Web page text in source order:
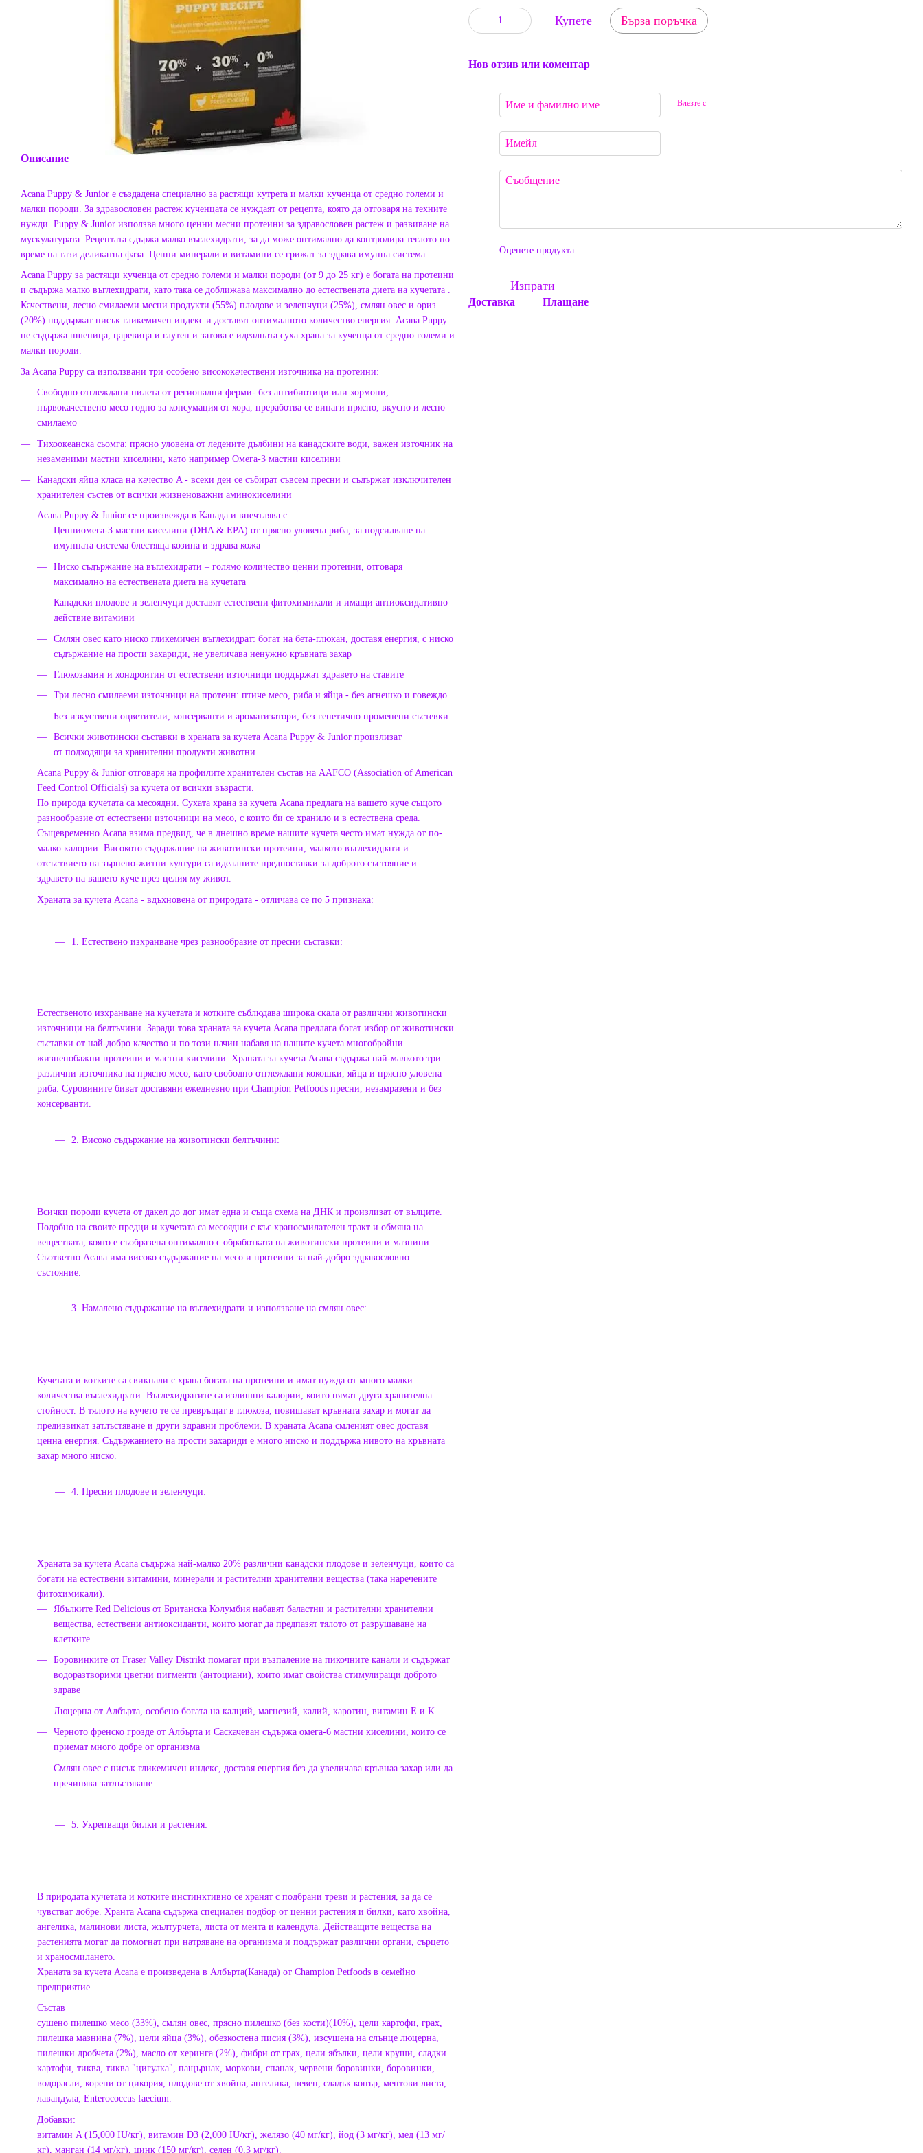
Описание
Acana Puppy & Junior е създадена специално за растящи кутрета и малки кученца от средно големи и
малки породи. За здравословен растеж кученцата се нуждаят от рецепта, която да отговаря на техните
нужди. Puppy & Junior използва много ценни месни протеини за здравословен растеж и развиване на
мускулатурата. Рецептата сдържа малко въглехидрати, за да може оптимално да контролира теглото по
време на тази деликатна фаза. Ценни минерали и витамини се грижат за здрава имунна система.
Acana Puppy за растящи кученца от средно големи и малки породи (от 9 до 25 кг) е богата на протеини
и съдържа малко въглехидрати, като така се доближава максимално до естествената диета на кучетата .
Качествени, лесно смилаеми месни продукти (55%) плодове и зеленчуци (25%), смлян овес и ориз
(20%) поддържат нисък гликемичен индекс и доставят оптималното количество енергия. Acana Puppy
не съдържа пшеница, царевица и глутен и затова е идеалната суха храна за кученца от средно големи и
малки породи.
За Acana Puppy са използвани три особено висококачествени източника на протеини:
Свободно отглеждани пилета от регионални ферми- без антибиотици или хормони,
първокачествено месо годно за консумация от хора, преработва се винаги прясно, вкусно и лесно
смилаемо
Тихоокеанска сьомга: прясно уловена от ледените дълбини на канадските води, важен източник на
незаменими мастни киселини, като например Омега-3 мастни киселини
Канадски яйца класа на качество A - всеки ден се събират съвсем пресни и съдържат изключителен
хранителен състев от всички жизненоважни аминокиселини
Acana Puppy & Junior се произвежда в Канада и впечтлява с:
Ценниомега-3 мастни киселини (DHA & EPA) от прясно уловена риба, за подсилване на
имунната система блестяща козина и здрава кожа
Ниско съдържание на въглехидрати – голямо количество ценни протеини, отговаря
максимално на естествената диета на кучетата
Канадски плодове и зеленчуци доставят естествени фитохимикали и имащи антиоксидативно
действие витамини
Смлян овес като ниско гликемичен въглехидрат: богат на бета-глюкан, доставя енергия, с ниско
съдържание на прости захариди, не увеличава ненужно кръвната захар
Глюкозамин и хондроитин от естествени източници поддържат здравето на ставите
Три лесно смилаеми източници на протеин: птиче месо, риба и яйца - без агнешко и говеждо
Без изкуствени оцветители, консерванти и ароматизатори, без генетично променени състевки
Всички животински съставки в храната за кучета Acana Puppy & Junior произлизат
от подходящи за хранителни продукти животни
Acana Puppy & Junior отговаря на профилите хранителен състав на AAFCO (Association of American
Feed Control Officials) за кучета от всички възрасти.
По природа кучетата са месоядни. Сухата храна за кучета Acana предлага на вашето куче същото
разнообразие от естествени източници на месо, с които би се хранило и в естествена среда.
Същевременно Acana взима предвид, че в днешно време нашите кучета често имат нужда от по-
малко калории. Високото съдържание на животински протеини, малкото въглехидрати и
отсъствието на зърнено-житни култури са идеалните предпоставки за доброто състояние и
здравето на вашето куче през целия му живот.
Храната за кучета Acana - вдъхновена от природата - отличава се по 5 признака:
1. Естествено изхранване чрез разнообразие от пресни съставки:
Естественото изхранване на кучетата и котките съблюдава широка скала от различни животински
източници на белтъчини. Заради това храната за кучета Acana предлага богат избор от животински
съставки от най-добро качество и по този начин набавя на нашите кучета многобройни
жизненобажни протеини и мастни киселини. Храната за кучета Acana съдържа най-малкото три
различни източника на прясно месо, като свободно отглеждани кокошки, яйца и прясно уловена
риба. Суровините биват доставяни ежедневно при Champion Petfoods пресни, незамразени и без
консерванти.
2. Високо съдържание на животински белтъчини:
Всички породи кучета от дакел до дог имат една и съща схема на ДНК и произлизат от вълците.
Подобно на своите предци и кучетата са месоядни с къс храносмилателен тракт и обмяна на
веществата, която е съобразена оптимално с обработката на животински протеини и мазнини.
Съответно Acana има високо съдържание на месо и протеини за най-добро здравословно
състояние.
3. Намалено съдържание на въглехидрати и използване на смлян овес:
Кучетата и котките са свикнали с храна богата на протеини и имат нужда от много малки
количества въглехидрати. Въглехидратите са излишни калории, които нямат друга хранителна
стойност. В тялото на кучето те се превръщат в глюкоза, повишават кръвната захар и могат да
предизвикат затлъстяване и други здравни проблеми. В храната Acana смленият овес доставя
ценна енергия. Съдържанието на прости захариди е много ниско и поддържа нивото на кръвната
захар много ниско.
4. Пресни плодове и зеленчуци:
Храната за кучета Acana съдържа най-малко 20% различни канадски плодове и зеленчуци, които са
богати на естествени витамини, минерали и растителни хранителни вещества (така наречените
фитохимикали).
Ябълките Red Delicious от Британска Колумбия набавят баластни и растителни хранителни
вещества, естествени антиоксиданти, които могат да предпазят тялото от разрушаване на
клетките
Боровинките от Fraser Valley Distrikt помагат при възпаление на пикочните канали и съдържат
водоразтворими цветни пигменти (антоциани), които имат свойства стимулиращи доброто
здраве
Люцерна от Албърта, особено богата на калций, магнезий, калий, каротин, витамин E и K
Черното френско грозде от Албърта и Саскачеван съдържа омега-6 мастни киселини, които се
приемат много добре от организма
Смлян овес с нисък гликемичен индекс, доставя енергия без да увеличава кръвнаа захар или да
пречинява затлъстяване
5. Укрепващи билки и растения:
В природата кучетата и котките инстинктивно се хранят с подбрани треви и растения, за да се
чувстват добре. Хранта Acana съдържа специален подбор от ценни растения и билки, като хвойна,
ангелика, малинови листа, жълтурчета, листа от мента и календула. Действащите вещества на
растенията могат да помогнат при натряване на организма и поддържат различни органи, сърцето
и храносмилането.
Храната за кучета Acana е произведена в Албърта(Канада) от Champion Petfoods в семейно
предприятие.
Състав
сушено пилешко месо (33%), смлян овес, прясно пилешко (без кости)(10%), цели картофи, грах,
пилешка мазнина (7%), цели яйца (3%), обезкостенa писия (3%), изсушенa на слънце люцерна,
пилешки дробчета (2%), масло от херинга (2%), фибри от грах, цели ябълки, цели круши, сладки
картофи, тиква, тиква "цигулка", пащърнак, моркови, спанак, червени боровинки, боровинки,
водорасли, корени от цикория, плодове от хвойна, ангелика, невен, сладък копър, ментови листа,
лавандула, Enterococcus faecium.
Добавки:
витамин A (15,000 IU/кг), витамин D3 (2,000 IU/кг), желязо (40 мг/кг), йод (3 мг/кг), мед (13 мг/
кг), манган (14 мг/кг), цинк (150 мг/кг), селен (0,3 мг/кг).
Купете Бърза поръчка
Нов отзив или коментар
Влезте с
Оценете продукта
Изпрати
Доставка Плащане